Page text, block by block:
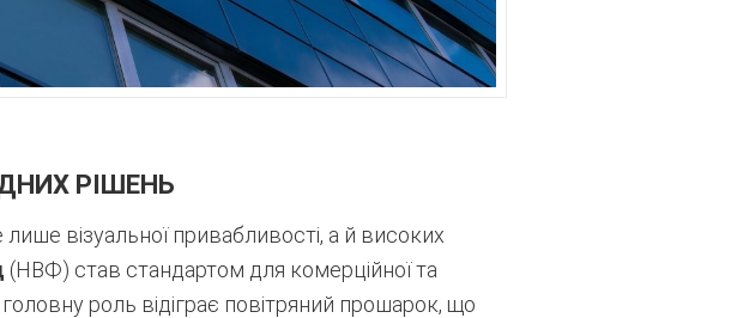
РІШЕНЬ
візуальної привабливості, а й високих
(НВФ) став стандартом для комерційної та
роль відіграє повітряний прошарок, що